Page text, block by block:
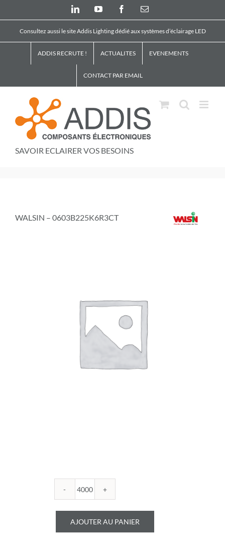
LinkedInYouTube FacebookEmail
Consultez aussi le site Addis Lighting dédié aux systèmes d’éclairage LED
ADDIS RECRUTE ! ACTUALITES EVENEMENTS
CONTACT PAR EMAIL
SAVOIR ECLAIRER VOS BESOINS
WALSIN – 0603B225K6R3CT
quantité
WALSIN
-
0603B225K6R3CT
AJOUTER AU PANIER